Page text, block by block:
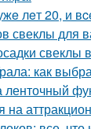
лeт 20, и
свеклы для
свеклы
как
ленточный
на